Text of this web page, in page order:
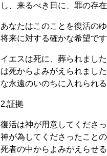
し、来るべき日に、罪の存
あなたはこのことを復活の
将来に対する確かな希望です
イエスは死に、葬られまし
は死からよみがえられまし
な永遠のいのちに入れられる
2.証拠
復活は神が用意してくださ
神が為してくださったこと
死者の中からよみがえらせ